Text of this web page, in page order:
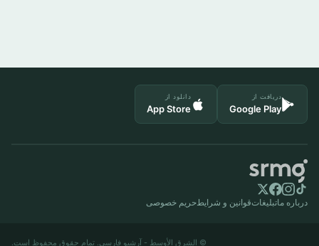
دریافت از
Google Play
دانلود از
App Store
درباره ماتبلیغاتقوانین و شرایطحریم خصوصی
© الشرق الأوسط - آرشیو فارسی. تمام حقوق محفوظ است.